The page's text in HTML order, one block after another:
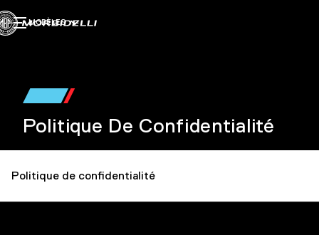
MODÈLES
Politique De Confidentialité
Politique de confidentialité